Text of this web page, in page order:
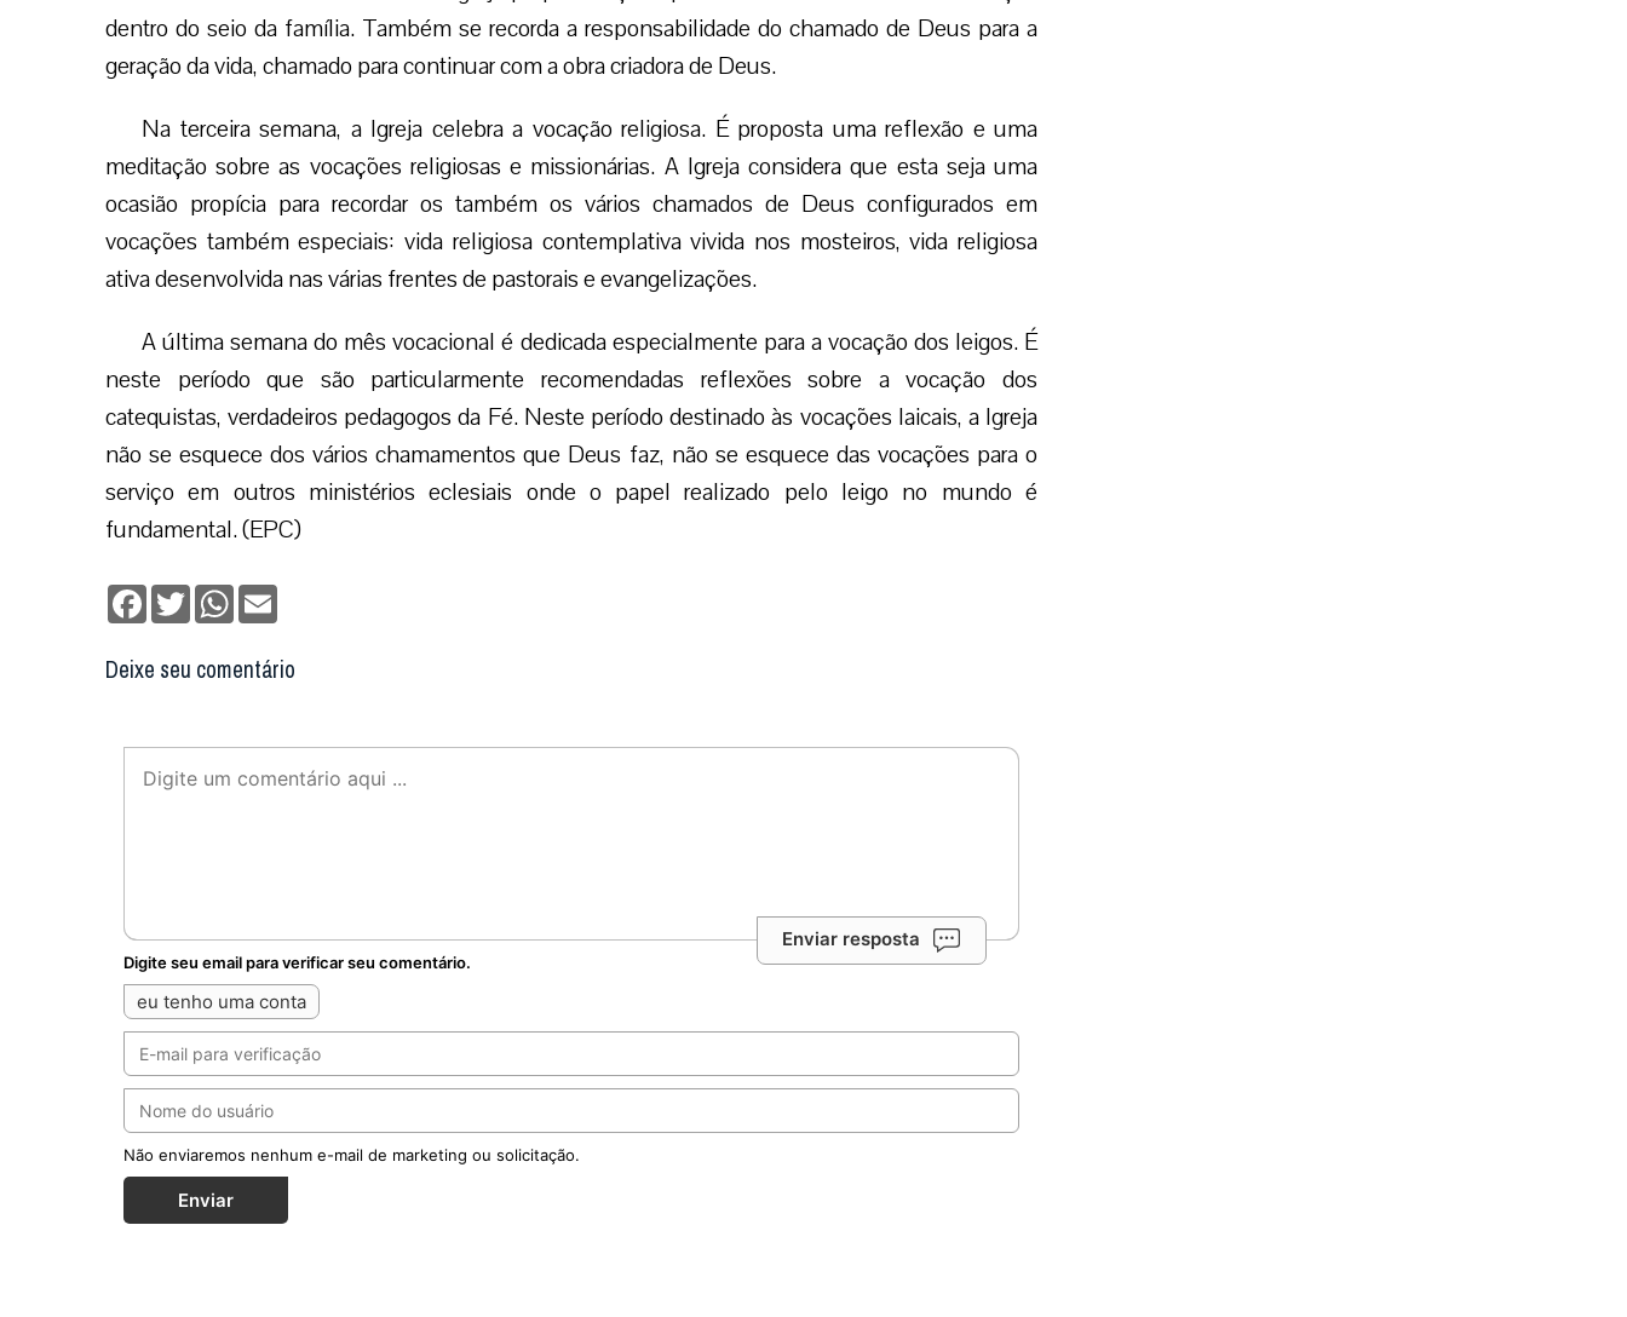
dentro do seio da família. Também se recorda a responsabilidade do chamado de Deus para a
geração da vida, chamado para continuar com a obra criadora de Deus.
Na terceira semana, a Igreja celebra a vocação religiosa. É proposta uma reflexão e uma
meditação sobre as vocações religiosas e missionárias. A Igreja considera que esta seja uma
ocasião propícia para recordar os também os vários chamados de Deus configurados em
vocações também especiais: vida religiosa contemplativa vivida nos mosteiros, vida religiosa
ativa desenvolvida nas várias frentes de pastorais e evangelizações.
A última semana do mês vocacional é dedicada especialmente para a vocação dos leigos. É
neste período que são particularmente recomendadas reflexões sobre a vocação dos
catequistas, verdadeiros pedagogos da Fé. Neste período destinado às vocações laicais, a Igreja
não se esquece dos vários chamamentos que Deus faz, não se esquece das vocações para o
serviço em outros ministérios eclesiais onde o papel realizado pelo leigo no mundo é
fundamental. (EPC)
Facebook
TwitterWhatsApp
Deixe seu comentário
Enviar resposta
Digite seu email para verificar seu comentário.
eu tenho uma conta
Não enviaremos nenhum e-mail de marketing ou solicitação.
Enviar